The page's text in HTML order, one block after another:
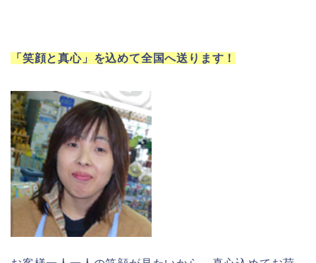
「笑顔と真心」を込めて全国へ送ります！